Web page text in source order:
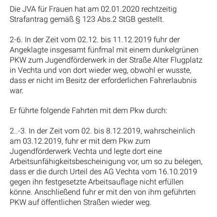
Die JVA für Frauen hat am 02.01.2020 rechtzeitig
Strafantrag gemäß § 123 Abs.2 StGB gestellt.
2-6. In der Zeit vom 02.12. bis 11.12.2019 fuhr der
Angeklagte insgesamt fünfmal mit einem dunkelgrünen
PKW zum Jugendförderwerk in der Straße Alter Flugplatz
in Vechta und von dort wieder weg, obwohl er wusste,
dass er nicht im Besitz der erforderlichen Fahrerlaubnis
war.
Er führte folgende Fahrten mit dem Pkw durch:
2..-3. In der Zeit vom 02. bis 8.12.2019, wahrscheinlich
am 03.12.2019, fuhr er mit dem Pkw zum
Jugendförderwerk Vechta und legte dort eine
Arbeitsunfähigkeitsbescheinigung vor, um so zu belegen,
dass er die durch Urteil des AG Vechta vom 16.10.2019
gegen ihn festgesetzte Arbeitsauflage nicht erfüllen
könne. Anschließend fuhr er mit den von ihm geführten
PKW auf öffentlichen Straßen wieder weg.